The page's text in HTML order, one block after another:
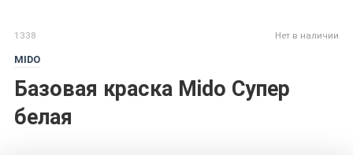
1338
MIDO
Базовая краска Mido Супер
белая
Нет в наличии